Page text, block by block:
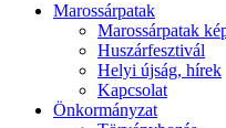
Marossárpatak
Marossárpatak
Huszárfesztivál
Helyi újság, hírek
Kapcsolat
Önkormányzat